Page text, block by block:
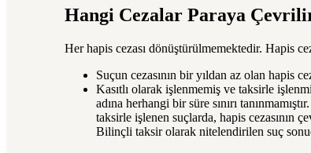
Hangi Cezalar Paraya
Her hapis cezası dönüştürülmemektedir. Hapis
Suçun cezasının bir yıldan az olan hapis
Kasıtlı olarak işlenmemiş ve taksirle
adına herhangi bir süre sınırı
taksirle işlenen suçlarda, hapis cezasının
Bilinçli taksir olarak nitelendirilen suç